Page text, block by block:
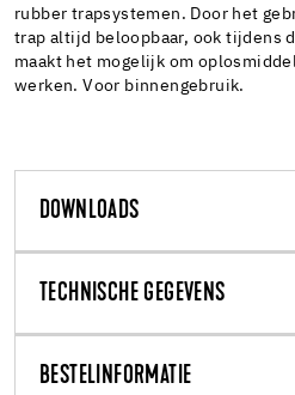
rubber trapsystemen. Door het
trap altijd beloopbaar, ook tijdens
maakt het mogelijk om
werken. Voor binnengebruik.
DOWNLOADS
TECHNISCHE GEGEVENS
BESTELINFORMATIE